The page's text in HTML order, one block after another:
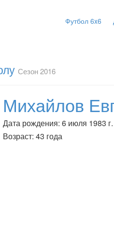
Футбол 6x6
Сезон 2016
Михайлов
Дата рождения: 6 июля 1983 г.
Возраст: 43 года